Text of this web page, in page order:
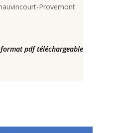
Provemont
pdf téléchargeable